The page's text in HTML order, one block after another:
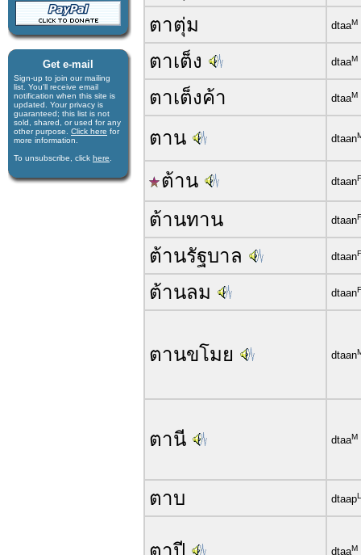
Get e-mail
Sign-up to join our mail­ing
list. You'll receive e­mail
notification when this site is
updated. Your privacy is
guaran­teed; this list is not
sold, shared, or used for any
other purpose. Click here for
more infor­mation.
To unsubscribe, click here
ตาตุ่ม dtaaM
ตาเต็ง dtaaM
ตาเต็งค้า dtaaM
ตาน dtaan
ต้าน dtaanF
ต้านทาน dtaanF
ต้านรัฐบาล dtaanF
ต้านลม dtaanF
ตานขโมย dtaan
ตานี dtaaM
ตาบ dtaapL
ตาปี dtaaM